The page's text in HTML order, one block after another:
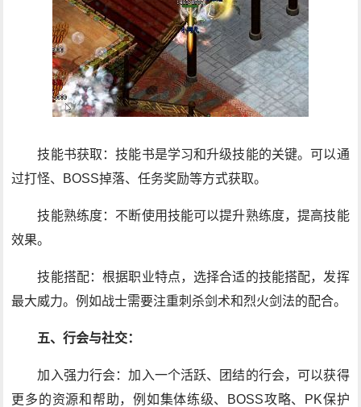
技能书获取：技能书是学习和升级技能的关键。可以通
过打怪、BOSS掉落、任务奖励等方式获取。
技能熟练度：不断使用技能可以提升熟练度，提高技能
效果。
技能搭配：根据职业特点，选择合适的技能搭配，发挥
最大威力。例如战士需要注重刺杀剑术和烈火剑法的配合。
五、行会与社交：
加入强力行会：加入一个活跃、团结的行会，可以获得
更多的资源和帮助，例如集体练级、BOSS攻略、PK保护